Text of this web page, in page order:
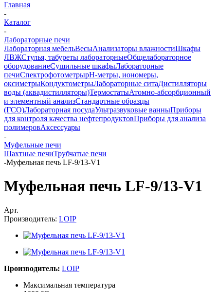
Главная
-
Каталог
-
Лабораторные печи
Лабораторная мебельВесыАнализаторы влажностиШкафы
ЛВЖСтулья, табуреты лабораторныеОбщелабораторное
оборудованиеСушильные шкафыЛабораторные
печиСпектрофотометрыpH-метры, иономеры,
оксиметрыКондуктометрыЛабораторные ситаДистилляторы
воды (аквадистилляторы)ТермостатыАтомно-абсорбционный
и элементный анализСтандартные образцы
(ГСО)Лабораторная посудаУльтразвуковые ванныПриборы
для контроля качества нефтепродуктовПриборы для анализа
полимеровАксессуары
-
Муфельные печи
Шахтные печиТрубчатые печи
-Муфельная печь LF-9/13-V1
Муфельная печь LF-9/13-V1
Арт.
Производитель: LOIP
Производитель: LOIP
Максимальная температура